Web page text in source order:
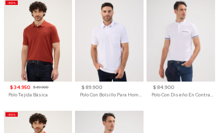
-50%
$ 34.950 $ 69.900
Polo Tejida Básica
$ 89.900
Polo Con Bolsillo Para Hombre
$ 84.900
Polo Con Diseño En Contraste
-50%